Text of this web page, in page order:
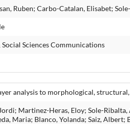
Ruben; Carbo-Catalan, Elisabet;
Sciences Communications
analysis to morphological,
Martinez-Heras, Eloy; Sole-
Maria; Blanco, Yolanda; Saiz,